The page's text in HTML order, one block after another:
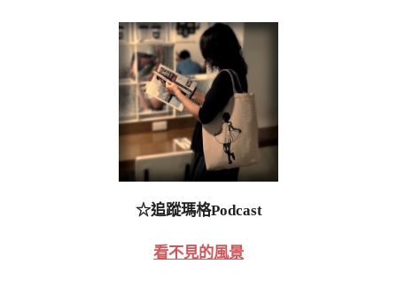
☆追蹤瑪格Podcast
看不見的風景